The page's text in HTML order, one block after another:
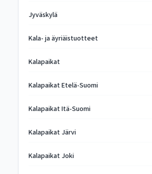
Jyväskylä
Kala- ja äyriäistuotteet
Kalapaikat
Kalapaikat Etelä-Suomi
Kalapaikat Itä-Suomi
Kalapaikat Järvi
Kalapaikat Joki